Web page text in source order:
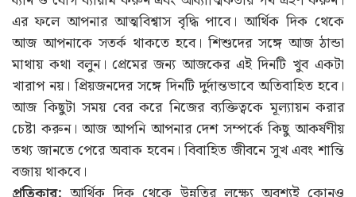
এর ফলে আপনার আত্মবিশ্বাস বৃদ্ধি পাবে। আর্থিক দিক থেকে
আজ আপনাকে সতর্ক থাকতে হবে। শিশুদের সঙ্গে আজ ঠান্ডা
মাথায় কথা বলুন। প্রেমের জন্য আজকের এই দিনটি খুব একটা
খারাপ নয়। প্রিয়জনদের সঙ্গে দিনটি দুর্দান্তভাবে অতিবাহিত হবে।
আজ কিছুটা সময় বের করে নিজের ব্যক্তিত্বকে মূল্যায়ন করার
চেষ্টা করুন। আজ আপনি আপনার দেশ সম্পর্কে কিছু আকর্ষণীয়
তথ্য জানতে পেরে অবাক হবেন। বিবাহিত জীবনে সুখ এবং শান্তি
বজায় থাকবে।